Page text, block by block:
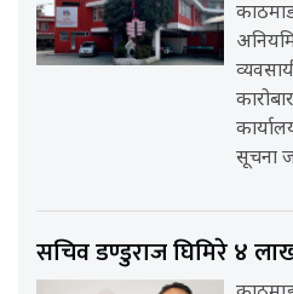
सूचना
सचिव डण्डुराज घिमिरे ४